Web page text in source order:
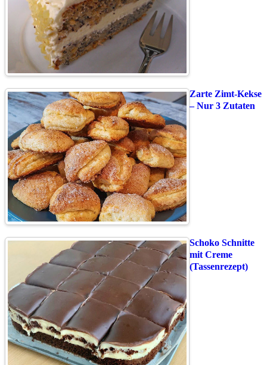
Zarte Zimt-Kekse
– Nur 3 Zutaten
Schoko Schnitte
mit Creme
(Tassenrezept)